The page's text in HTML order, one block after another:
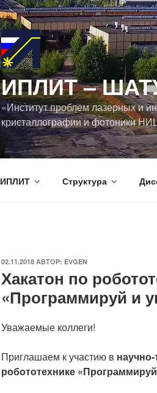
ИПЛИТ ‒
«Институт проблем лазерных и
кристаллографии и фотоники
ИПЛИТ Структура
ОПУБЛИКОВАНО
02.11.2018 АВТОР: EVGEN
Хакатон по
«Программируй и
Уважаемые коллеги!
Приглашаем к участию в
робототехнике